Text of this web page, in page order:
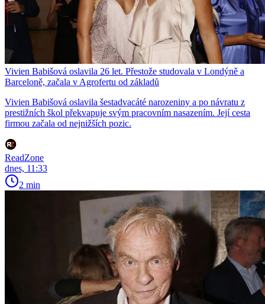
Vivien Babišová oslavila 26 let. Přestože studovala v Londýně a
Barceloně, začala v Agrofertu od základů
Vivien Babišová oslavila šestadvacáté narozeniny a po návratu z
prestižních škol překvapuje svým pracovním nasazením. Její cesta
firmou začala od nejnižších pozic.
ReadZone
dnes, 11:33
2 min